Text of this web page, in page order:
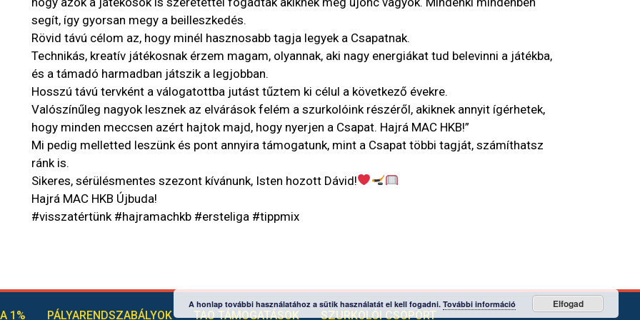
segít, így gyorsan megy a beilleszkedés.
Rövid távú célom az, hogy minél hasznosabb tagja legyek a Csapatnak.
Technikás, kreatív játékosnak érzem magam, olyannak, aki nagy energiákat tud belevinni a játékba,
és a támadó harmadban játszik a legjobban.
Hosszú távú tervként a válogatottba jutást tűztem ki célul a következő évekre.
Valószínűleg nagyok lesznek az elvárások felém a szurkolóink részéről, akiknek annyit ígérhetek,
hogy minden meccsen azért hajtok majd, hogy nyerjen a Csapat. Hajrá MAC HKB!”
Mi pedig melletted leszünk és pont annyira támogatunk, mint a Csapat többi tagját, számíthatsz
ránk is.
Sikeres, sérülésmentes szezont kívánunk, Isten hozott Dávid!
Hajrá MAC HKB Újbuda!
#visszatértünk #hajramachkb #ersteliga #tippmix
1% PÁLYARENDSZABÁLYOK TAO TÁMOGATÁSOK SZURKOLÓI CSOPORT
A honlap további használatához a sütik használatát el kell fogadni. További információ Elfogad